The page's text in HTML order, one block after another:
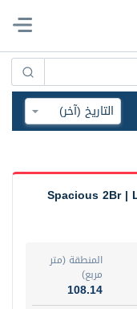
Spacious 2Br |
المنطقة (متر
مربع)
108.14